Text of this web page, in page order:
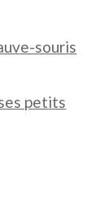
souris
petits